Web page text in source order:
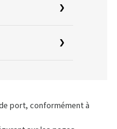
port, conformément à